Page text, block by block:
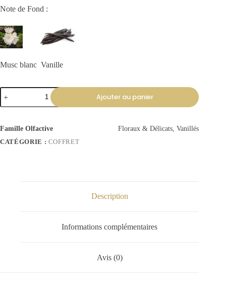
Note de Fond :
Musc blanc Vanille
Ajouter au panier
Famille Olfactive
Floraux & Délicats, Vanillés
CATÉGORIE : COFFRET
Description
Informations complémentaires
Avis (0)